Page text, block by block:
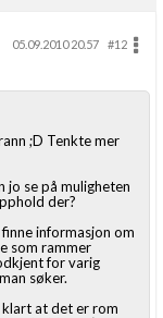
05.09.2010 20.57
#12
;D Tenkte mer
jo se på muligheten
der?
informasjon om
som rammer
for varig
søker.
at det er rom